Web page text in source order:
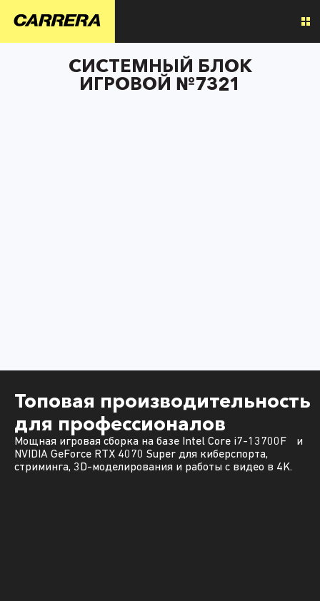
СИСТЕМНЫЙ БЛОК
ИГРОВОЙ №7321
Топовая производительность
для профессионалов
Мощная игровая сборка на базе Intel Core i7-13700F и
NVIDIA GeForce RTX 4070 Super для киберспорта,
стриминга, 3D-моделирования и работы с видео в 4K.